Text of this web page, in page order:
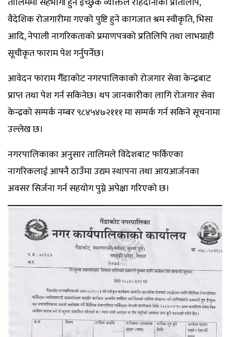
वैदेशिक रोजगारीमा गएको पुष्टि हुने कागजात श्रम स्वीकृति, भिसा
आदि, नेपाली नागरिकताको प्रमाणपत्रको प्रतिलिपि तथा लाभग्राही
सूचीकृत फाराम पेश गर्नुपर्नेछ।
आवेदन फाराम गैँडाकोट नगरपालिकाको रोजगार सेवा केन्द्रबाट
प्राप्त तथा पेश गर्न सकिनेछ। थप जानकारीका लागि रोजगार सेवा
केन्द्रको सम्पर्क नम्बर ९८४५४७२१११ मा सम्पर्क गर्न सकिने सूचनामा
उल्लेख छ।
नगरपालिकाका अनुसार तालिमले विदेशबाट फर्किएका
नागरिकलाई आफ्नै ठाउँमा उद्यम स्थापना तथा आयआर्जनका
अवसर सिर्जना गर्न सहयोग पुग्ने अपेक्षा गरिएको छ।